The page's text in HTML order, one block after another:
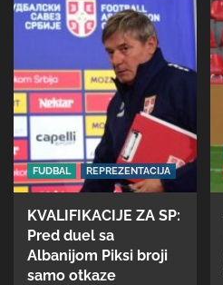
FUDBAL REPREZENTACIJA
KVALIFIKACIJE ZA SP:
Pred duel sa
Albanijom Piksi broji
samo otkaze